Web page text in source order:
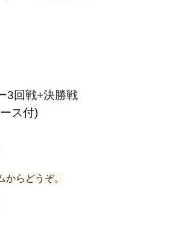
3回戦+決勝戦
ス付)
らどうぞ。